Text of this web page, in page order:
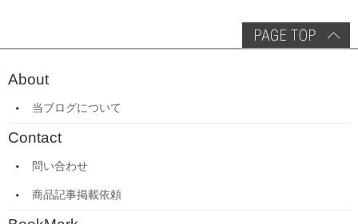
About
当ブログについて
Contact
問い合わせ
商品記事掲載依頼